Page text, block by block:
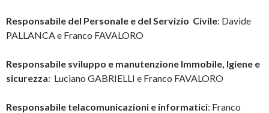
Responsabile del Personale e del Servizio Civile: Davide
PALLANCA e Franco FAVALORO
Responsabile sviluppo e manutenzione Immobile, Igiene e
sicurezza: Luciano GABRIELLI e Franco FAVALORO
Responsabile telacomunicazioni e informatici: Franco